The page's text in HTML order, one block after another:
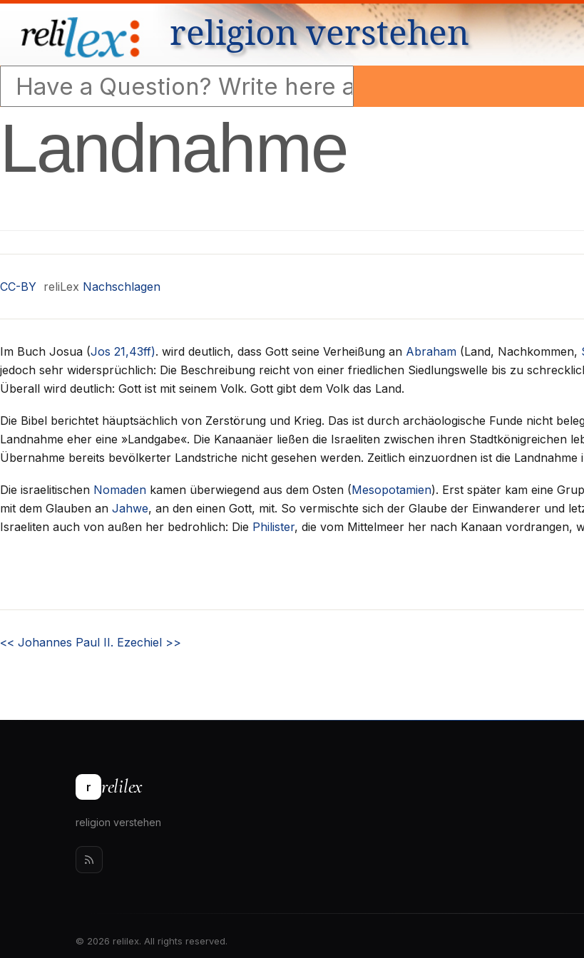
religion verstehen
Landnahme
CC-BY reliLex Nachschlagen
Im Buch Josua (Jos 21,43ff). wird deutlich, dass Gott seine Verheißung an Abraham (Land, Nachkommen,
jedoch sehr widersprüchlich: Die Beschreibung reicht von einer friedlichen Siedlungswelle bis zu
Überall wird deutlich: Gott ist mit seinem Volk. Gott gibt dem Volk das Land.
Die Bibel berichtet häuptsächlich von Zerstörung und Krieg. Das ist durch archäologische Funde nicht
Landnahme eher eine »Landgabe«. Die Kanaanäer ließen die Israeliten zwischen ihren Stadtkönigreichen
Übernahme bereits bevölkerter Landstriche nicht gesehen werden. Zeitlich einzuordnen ist die Landnahme
Die israelitischen Nomaden kamen überwiegend aus dem Osten (Mesopotamien). Erst später kam eine
mit dem Glauben an Jahwe, an den einen Gott, mit. So vermischte sich der Glaube der Einwanderer und
Israeliten auch von außen her bedrohlich: Die Philister, die vom Mittelmeer her nach Kanaan vordrangen,
<< Johannes Paul II. Ezechiel >>
r relilex
religion verstehen
© 2026 relilex. All rights reserved.